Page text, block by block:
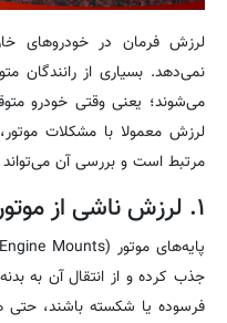
لرزش فرمان در خودروهای
نمی‌دهد. بسیاری از رانندگان
می‌شوند؛ یعنی وقتی خودرو
لرزش معمولا با مشکلات
مرتبط است و بررسی آن
۱. لرزش ناشی از موتور و پایه های موتور
جذب کرده و از انتقال آن به
فرسوده یا شکسته باشند، حتی